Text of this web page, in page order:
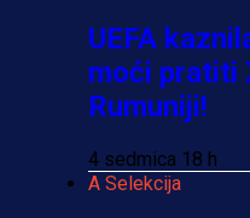
UEFA
moći pratiti
Rumuniji!
4 sedmica 18 h
A Selekcija